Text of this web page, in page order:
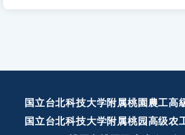
国立台北科技大学附属桃園農工高
国立台北科技大学附属桃园高级农